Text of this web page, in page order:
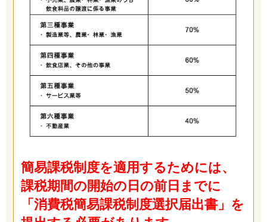
簡易課税制度を適用するためには、
課税期間の開始の日の前日までに
「消費税簡易課税制度選択届出書」を